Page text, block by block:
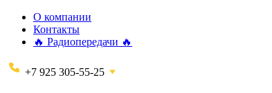
О компании
Контакты
🔥 Радиопередачи 🔥
+7 925 305-55-25